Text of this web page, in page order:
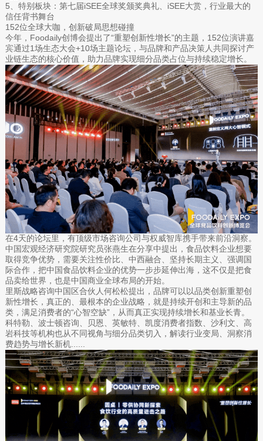
5、特别板块：第七届iSEE全球奖颁奖典礼、iSEE大赏，行业最大的
信任背书舞台
152位全球大咖，创新破局思想碰撞
今年，Foodaily创博会提出了“重塑创新性增长”的主题，152位演讲嘉
宾通过1场生态大会+10场主题论坛，与品牌和产品决策人共同探讨产
业链生态的核心价值，助力品牌实现细分品类占位与持续稳定增长。
在4天的论坛里，有顶级市场咨询公司与权威智库携手带来前沿洞察。
中国宏观经济研究院研究员张燕生在分享中提出，食品饮料企业想要
取得竞争优势，需要关注性价比、中西融合、坚持长期主义、强调国
际合作，把中国食品饮料企业的优势一步步延伸出海，这不仅是把食
品卖给世界，也是中国商业全球布局的开始。
里斯战略咨询中国区合伙人何松松提出，品牌可以以品类创新重塑创
新性增长，真正的、最根本的企业战略，就是持续开创和主导新的品
类，满足消费者的“心智空缺”，从而真正实现持续增长和基业长青。
科特勒、波士顿咨询、贝恩、英敏特、凯度消费者指数、沙利文、高
岩科技等机构也从不同视角与细分品类切入，解读行业变局、洞察消
费趋势与增长新机......